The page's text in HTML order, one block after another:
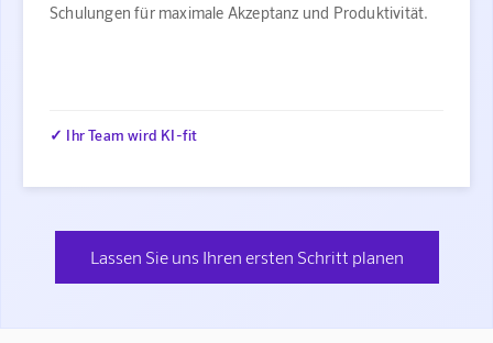
Schulungen für maximale Akzeptanz und Produktivität.
✓ Ihr Team wird KI-fit
Lassen Sie uns Ihren ersten Schritt planen